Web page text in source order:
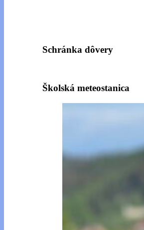
Schránka dôvery
Školská meteostanica